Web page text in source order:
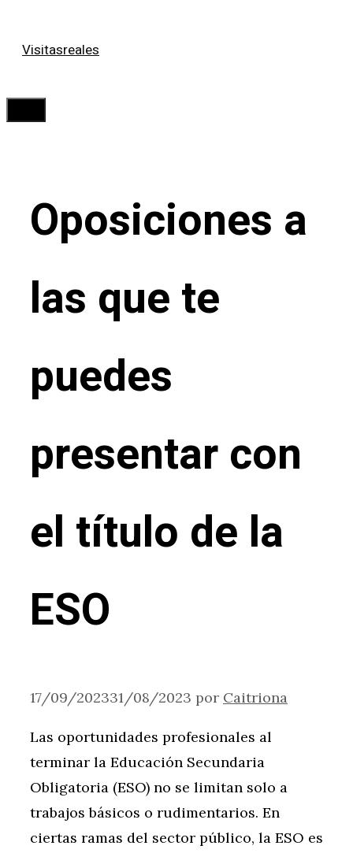
Visitasreales
Oposiciones a
las que te
puedes
presentar con
el título de la
ESO
17/09/202331/08/2023 por Caitriona
Las oportunidades profesionales al
terminar la Educación Secundaria
Obligatoria (ESO) no se limitan solo a
trabajos básicos o rudimentarios. En
ciertas ramas del sector público, la ESO es